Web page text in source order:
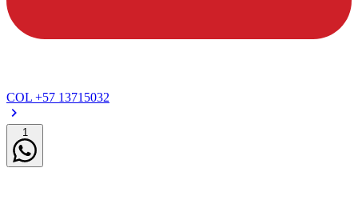
COL +57 13715032
1